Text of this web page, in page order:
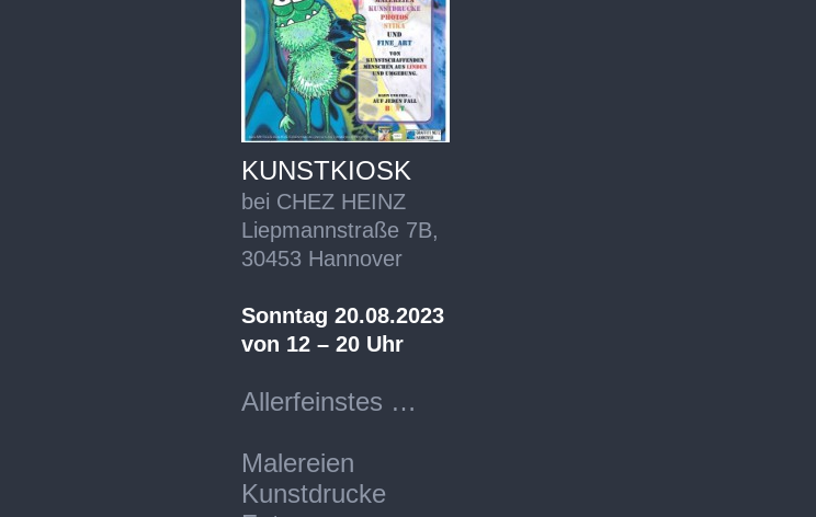
KUNSTKIOSK
bei CHEZ HEINZ
Liepmannstraße 7B,
30453 Hannover
Sonntag 20.08.2023
von 12 – 20 Uhr
Allerfeinstes …
Malereien
Kunstdrucke